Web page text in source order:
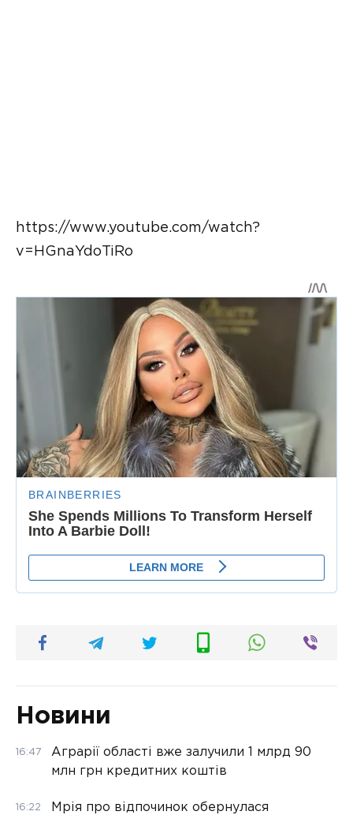
https://www.youtube.com/watch?
v=HGnaYdoTiRo
Новини
16:47
Аграрії області вже залучили 1 млрд 90
млн грн кредитних коштів
16:22
Мрія про відпочинок обернулася